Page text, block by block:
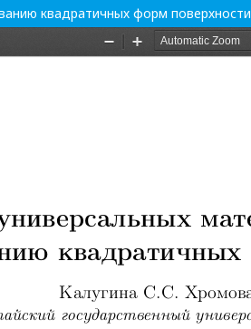
квадратичных форм поверхности